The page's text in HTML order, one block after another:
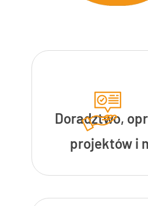
Doradztwo,
projektów i